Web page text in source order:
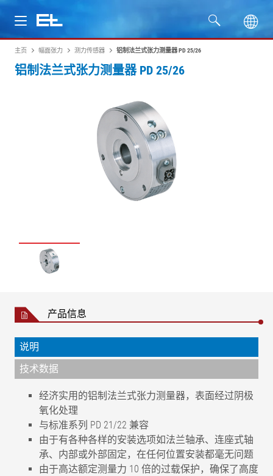
产品
主页 幅面张力 测力传感器 铝制法兰式张力测量器 PD 25/26
铝制法兰式张力测量器 PD 25/26
产品信息
说明
技术数据
经济实用的铝制法兰式张力测量器，表面经过阴极
氧化处理
与标准系列 PD 21/22 兼容
由于有各种各样的安装选项如法兰轴承、连座式轴
承、内部或外部固定，在任何位置安装都毫无问题
由于高达额定测量力 10 倍的过载保护，确保了高度